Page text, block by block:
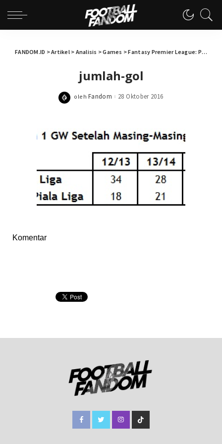
FANDOM.ID >Artikel> Analisis >Games >Fantasy Premier League: Performa Tim Setelah Piala Liga
jumlah-gol
Posted
oleh Fandom 28 Oktober 2016
Komentar